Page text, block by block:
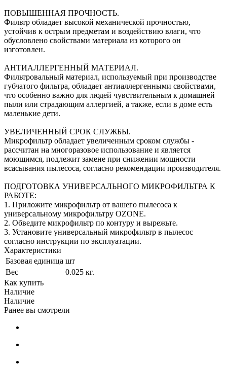
ПОВЫШЕННАЯ ПРОЧНОСТЬ.
Фильтр обладает высокой механической прочностью,
устойчив к острым предметам и воздействию влаги, что
обусловлено свойствами материала из которого он
изготовлен.
АНТИАЛЛЕРГЕННЫЙ МАТЕРИАЛ.
Фильтровальный материал, используемый при производстве
губчатого фильтра, обладает антиаллергенными свойствами,
что особенно важно для людей чувствительным к домашней
пыли или страдающим аллергией, а также, если в доме есть
маленькие дети.
УВЕЛИЧЕННЫЙ СРОК СЛУЖБЫ.
Микрофильтр обладает увеличенным сроком службы -
рассчитан на многоразовое использование и является
моющимся, подлежит замене при снижении мощности
всасывания пылесоса, согласно рекомендации производителя.
ПОДГОТОВКА УНИВЕРСАЛЬНОГО МИКРОФИЛЬТРА К
РАБОТЕ:
1. Приложите микрофильтр от вашего пылесоса к
универсальному микрофильтру OZONE.
2. Обведите микрофильтр по контуру и вырежьте.
3. Установите универсальный микрофильтр в пылесос
согласно инструкции по эксплуатации.
Характеристики
Базовая единица шт
Вес
0.025 кг.
Как купить
Наличие
Наличие
Ранее вы смотрели